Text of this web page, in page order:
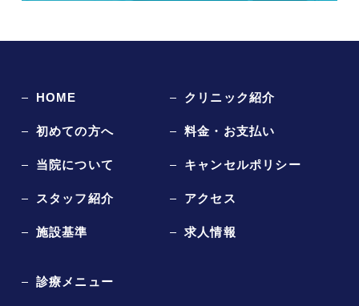
HOME
初めての方へ
当院について
スタッフ紹介
施設基準
クリニック紹介
料金・お支払い
キャンセルポリシー
アクセス
求人情報
診療メニュー